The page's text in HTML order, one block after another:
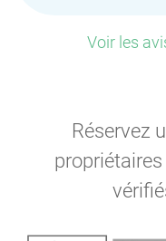
Voir les
Réservez